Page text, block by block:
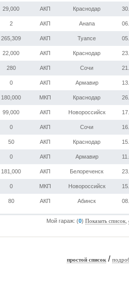
29,000 АКП Краснодар
2 АКП Анапа
265,309 АКП Туапсе
22,000 АКП Краснодар
280 АКП Сочи
0 АКП Армавир
180,000 МКП Краснодар
99,000 АКП Новороссийск
0 АКП Сочи
50 АКП Краснодар
0 АКП Армавир
181,000 АКП Белореченск
0 МКП Новороссийск
80 АКП Абинск
Мой гараж: (0)Показать список ,
простой список /